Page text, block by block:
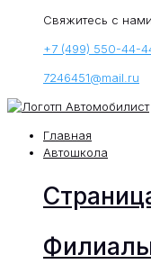
Свяжитесь с
+7 (499) 550-44-
7246451@mail.ru
Главная
Автошкола